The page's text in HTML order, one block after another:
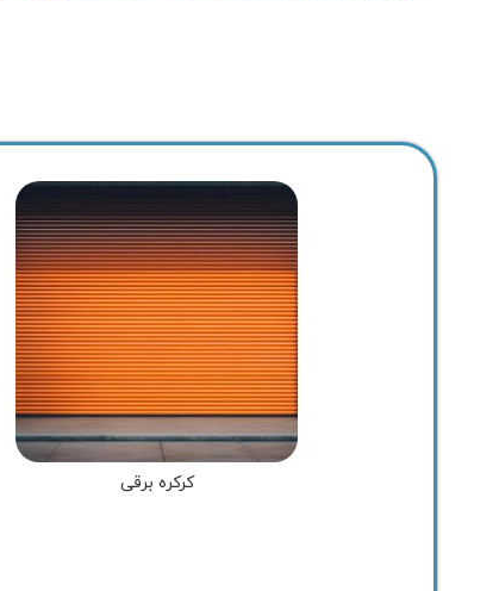
کرکره برقی